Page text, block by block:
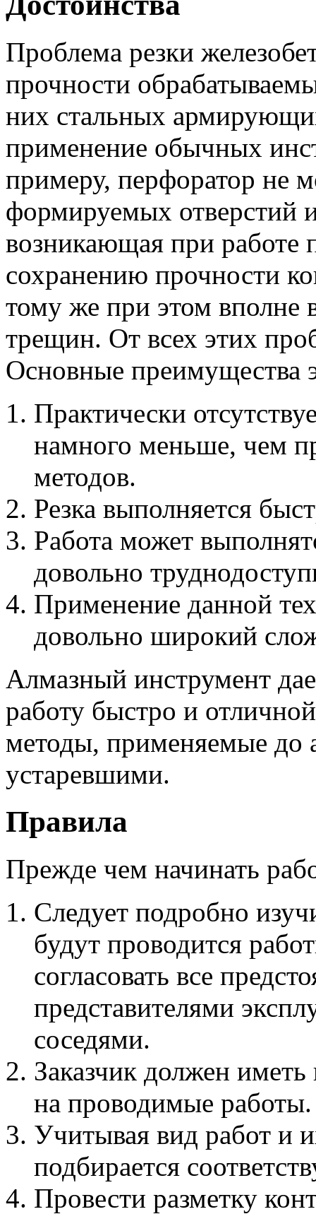
Проблема резки
прочности
них стальных
применение обычных
примеру, перфоратор не
формируемых отверстий
возникающая при работе
сохранению прочности
тому же при этом вполне
трещин. От всех этих
Основные преимущества
Практически
намного меньше, чем
методов.
Резка выполняется
Работа может
довольно
Применение данной
довольно широкий
Алмазный инструмент
работу быстро и
методы, применяемые до
устаревшими.
Правила
Прежде чем начинать
Следует подробно
будут проводится
согласовать все
представителями
соседями.
Заказчик должен
на проводимые работы.
Учитывая вид работ и
подбирается
Провести разметку